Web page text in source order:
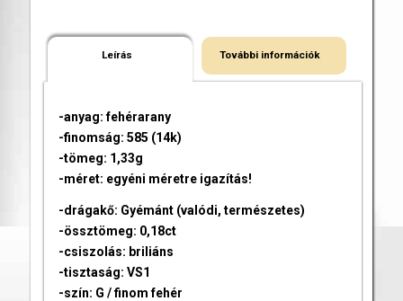
Leírás További információk
-anyag: fehérarany
-finomság: 585 (14k)
-tömeg: 1,33g
-méret: egyéni méretre igazítás!
-drágakő: Gyémánt (valódi, természetes)
-össztömeg: 0,18ct
-csiszolás: briliáns
-tisztaság: VS1
-szín: G / finom fehér